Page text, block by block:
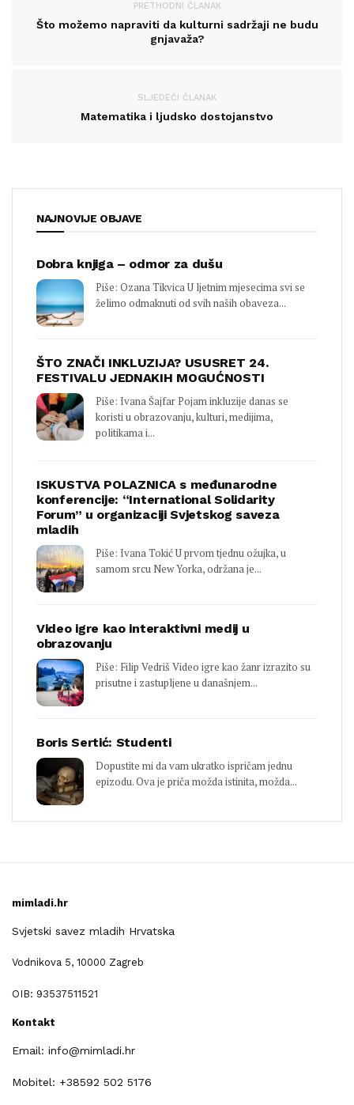
PRETHODNI ČLANAK
Što možemo napraviti da kulturni sadržaji ne budu
gnjavaža?
SLJEDEĆI ČLANAK
Matematika i ljudsko dostojanstvo
NAJNOVIJE OBJAVE
Dobra knjiga – odmor za dušu
Piše: Ozana Tikvica U ljetnim mjesecima svi se
želimo odmaknuti od svih naših obaveza...
ŠTO ZNAČI INKLUZIJA? USUSRET 24.
FESTIVALU JEDNAKIH MOGUĆNOSTI
Piše: Ivana Šajfar Pojam inkluzije danas se
koristi u obrazovanju, kulturi, medijima,
politikama i...
ISKUSTVA POLAZNICA s međunarodne
konferencije: “International Solidarity
Forum” u organizaciji Svjetskog saveza
mladih
Piše: Ivana Tokić U prvom tjednu ožujka, u
samom srcu New Yorka, održana je...
Video igre kao interaktivni medij u
obrazovanju
Piše: Filip Vedriš Video igre kao žanr izrazito su
prisutne i zastupljene u današnjem...
Boris Sertić: Studenti
Dopustite mi da vam ukratko ispričam jednu
epizodu. Ova je priča možda istinita, možda...
mimladi.hr
Svjetski savez mladih Hrvatska
Vodnikova 5, 10000 Zagreb
OIB: 93537511521
Kontakt
Email: info@mimladi.hr
Mobitel: +38592 502 5176